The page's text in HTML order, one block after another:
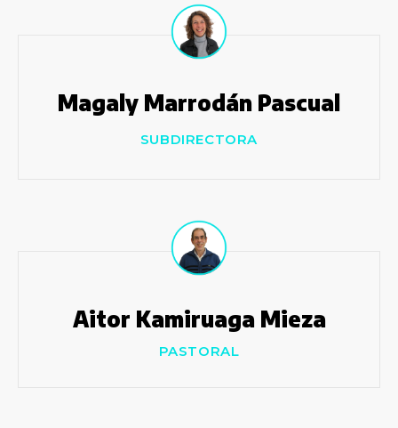
Magaly Marrodán Pascual
SUBDIRECTORA
Aitor Kamiruaga Mieza
PASTORAL